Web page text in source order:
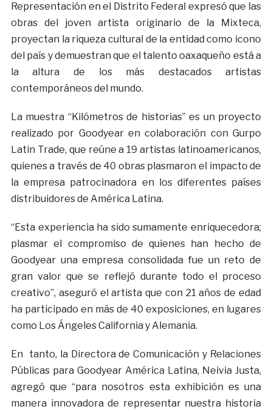
Representación en el Distrito Federal expresó que las
obras del joven artista originario de la Mixteca,
proyectan la riqueza cultural de la entidad como icono
del país y demuestran que el talento oaxaqueño está a
la altura de los más destacados artistas
contemporáneos del mundo.
La muestra “Kilómetros de historias” es un proyecto
realizado por Goodyear en colaboración con Gurpo
Latin Trade, que reúne a 19 artistas latinoamericanos,
quienes a través de 40 obras plasmaron el impacto de
la empresa patrocinadora en los diferentes países
distribuidores de América Latina.
“Esta experiencia ha sido sumamente enriquecedora;
plasmar el compromiso de quienes han hecho de
Goodyear una empresa consolidada fue un reto de
gran valor que se reflejó durante todo el proceso
creativo”, aseguró el artista que con 21 años de edad
ha participado en más de 40 exposiciones, en lugares
como Los Ángeles California y Alemania.
En tanto, la Directora de Comunicación y Relaciones
Públicas para Goodyear América Latina, Neivia Justa,
agregó que “para nosotros esta exhibición es una
manera innovadora de representar nuestra historia